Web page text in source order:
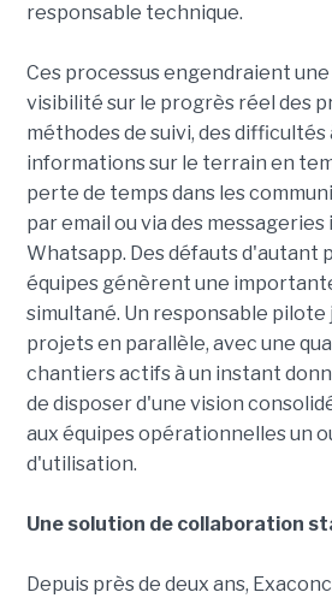
responsable technique.
Ces processus engendraient
visibilité sur le progrès réel des
méthodes de suivi, des
informations sur le terrain en
perte de temps dans les
par email ou via des
Whatsapp. Des défauts d'autant
équipes génèrent une
simultané. Un responsable pilote
projets en parallèle, avec une
chantiers actifs à un instant
de disposer d'une vision
aux équipes opérationnelles un
d'utilisation.
Une solution de collaboration
Depuis près de deux ans,